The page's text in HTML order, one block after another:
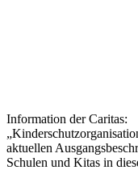
Information der Caritas:
aktuellen
Schulen und Kitas in